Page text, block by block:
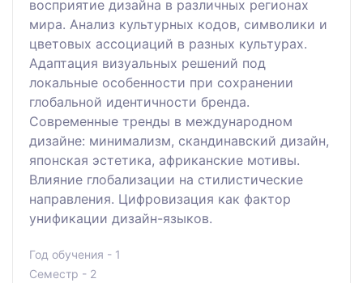
восприятие дизайна в различных регионах
мира. Анализ культурных кодов, символики и
цветовых ассоциаций в разных культурах.
Адаптация визуальных решений под
локальные особенности при сохранении
глобальной идентичности бренда.
Современные тренды в международном
дизайне: минимализм, скандинавский дизайн,
японская эстетика, африканские мотивы.
Влияние глобализации на стилистические
направления. Цифровизация как фактор
унификации дизайн-языков.
Год обучения - 1
Семестр - 2